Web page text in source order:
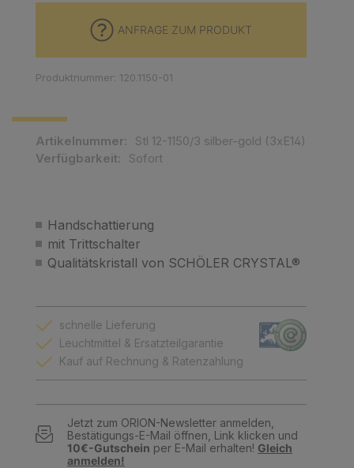
Handschattierung
mit Trittschalter
Qualitätskristall von SCHÖLER CRYSTAL®
Artikelnummer:
Stl 12-1150/3 silber-gold (3xE14)
Verfügbarkeit:
Sofort
ANFRAGE ZUM PRODUKT
Produktnummer: 120.1150-01
schnelle Lieferung
Leuchtmittel & Ersatzteilgarantie
Kauf auf Rechnung & Ratenzahlung
Jetzt zum ORION-Newsletter anmelden,
Bestätigungs-E-Mail öffnen, Link klicken und
10€-Gutschein per E-Mail erhalten! Gleich
anmelden!